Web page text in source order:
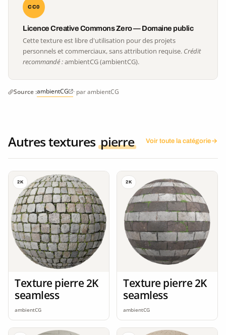
CC0
Licence Creative Commons Zero — Domaine public
Cette texture est libre d'utilisation pour des projets
personnels et commerciaux, sans attribution requise. Crédit
recommandé :ambientCG (ambientCG).
Source :ambientCG · par ambientCG
Autres textures pierre Voir toute la catégorie
2K
Texture pierre 2K
seamless
ambientCG
2K
Texture pierre 2K
seamless
ambientCG